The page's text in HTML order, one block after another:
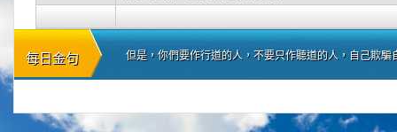
每日金句 但是，你們要作行道的人，不要只作聽道的人，自己欺騙